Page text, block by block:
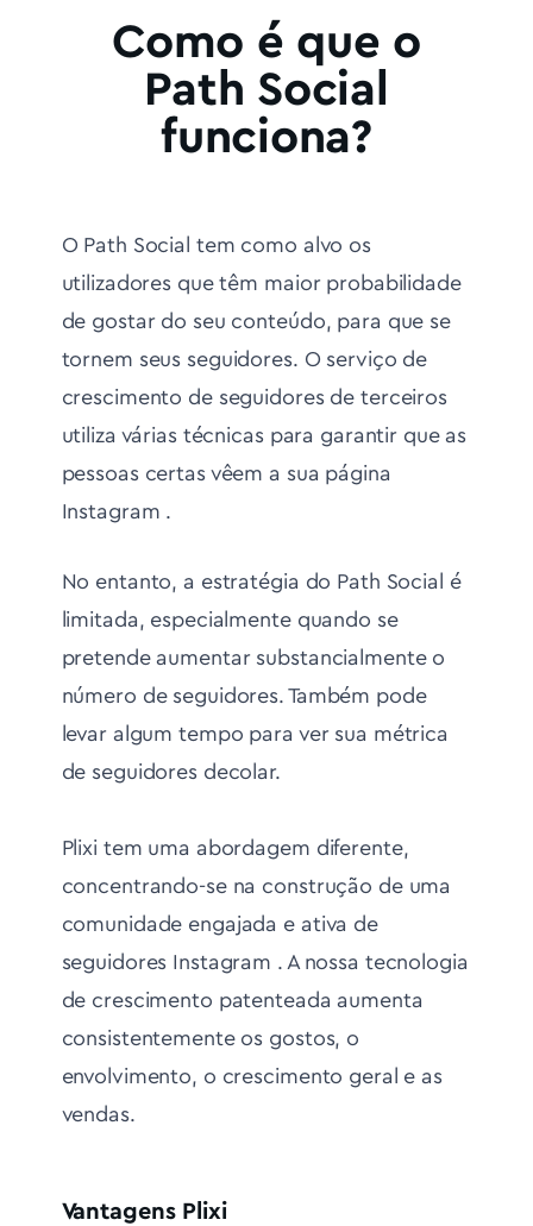
Como é que o
Path Social
funciona?
O Path Social tem como alvo os
utilizadores que têm maior probabilidade
de gostar do seu conteúdo, para que se
tornem seus seguidores. O serviço de
crescimento de seguidores de terceiros
utiliza várias técnicas para garantir que as
pessoas certas vêem a sua página
Instagram .
No entanto, a estratégia do Path Social é
limitada, especialmente quando se
pretende aumentar substancialmente o
número de seguidores. Também pode
levar algum tempo para ver sua métrica
de seguidores decolar.
Plixi tem uma abordagem diferente,
concentrando-se na construção de uma
comunidade engajada e ativa de
seguidores Instagram . A nossa tecnologia
de crescimento patenteada aumenta
consistentemente os gostos, o
envolvimento, o crescimento geral e as
vendas.
Vantagens Plixi